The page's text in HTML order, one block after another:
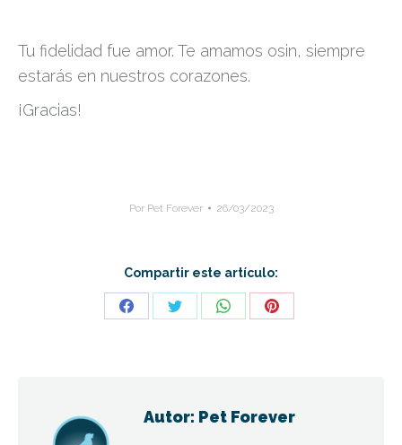
Tu fidelidad fue amor. Te amamos osin, siempre
estarás en nuestros corazones.
¡Gracias!
Por Pet Forever 26/03/2023
Compartir este artículo:
Share
Share
Share
Share
Autor: Pet Forever